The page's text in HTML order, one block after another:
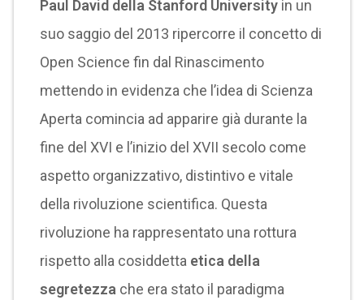
Paul David della Stanford Universityin un
suo saggio del 2013 ripercorre il concetto di
Open Science fin dal Rinascimento
mettendo in evidenza che l’idea di Scienza
Aperta comincia ad apparire già durante la
fine del XVI e l’inizio del XVII secolo come
aspetto organizzativo, distintivo e vitale
della rivoluzione scientifica. Questa
rivoluzione ha rappresentato una rottura
rispetto alla cosiddetta etica della
segretezza che era stato il paradigma